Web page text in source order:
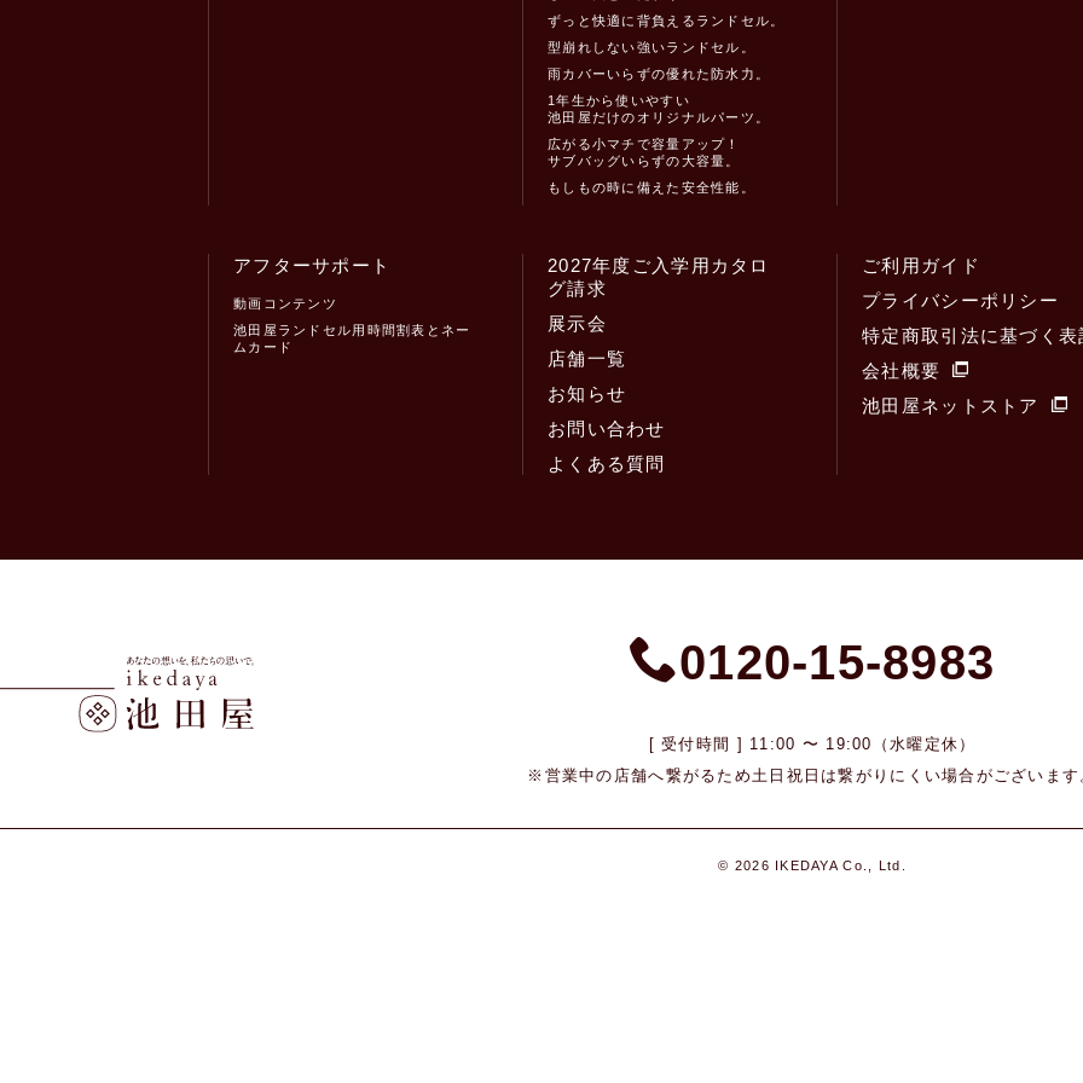
ずっと快適に背負えるランドセル。
型崩れしない強いランドセル。
雨カバーいらずの優れた防水力。
1年生から使いやすい
池田屋だけのオリジナルパーツ。
広がる小マチで容量アップ！
サブバッグいらずの大容量。
もしもの時に備えた安全性能。
アフターサポート
動画コンテンツ
池田屋ランドセル用時間割表とネー
ムカード
2027年度ご入学用カタロ
グ請求
展示会
店舗一覧
お知らせ
お問い合わせ
よくある質問
ご利用ガイド
プライバシーポリシー
特定商取引法に基づく表
会社概要
池田屋ネットストア
0120-15-8983
[ 受付時間 ] 11:00 〜 19:00（水曜定休）
※営業中の店舗へ繋がるため土日祝日は繋がりにくい場合がございます
© 2026 IKEDAYA Co., Ltd.